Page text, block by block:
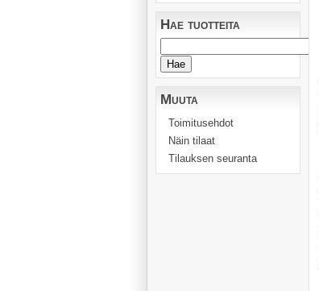
Hae tuotteita
Muuta
Toimitusehdot
Näin tilaat
Tilauksen seuranta